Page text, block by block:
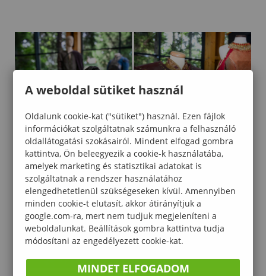
A weboldal sütiket használ
Oldalunk cookie-kat ("sütiket") használ. Ezen fájlok
információkat szolgáltatnak számunkra a felhasználó
oldallátogatási szokásairól. Mindent elfogad gombra
kattintva, Ön beleegyezik a cookie-k használatába,
amelyek marketing és statisztikai adatokat is
szolgáltatnak a rendszer használatához
elengedhetetlenül szükségeseken kívül. Amennyiben
minden cookie-t elutasít, akkor átirányítjuk a
google.com-ra, mert nem tudjuk megjeleníteni a
weboldalunkat. Beállítások gombra kattintva tudja
módosítani az engedélyezett cookie-kat.
MINDET ELFOGADOM